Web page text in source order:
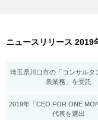
ニュースリリース 2019
埼玉県川口市の「コンサルタ
業業務」を受託
2019年「CEO FOR ONE
代表を選出